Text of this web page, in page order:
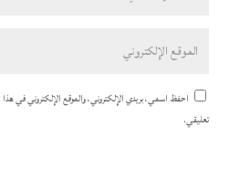
احفظ اسمي، بريدي الإلكتروني، والموقع الإلكتروني في
تعليقي.